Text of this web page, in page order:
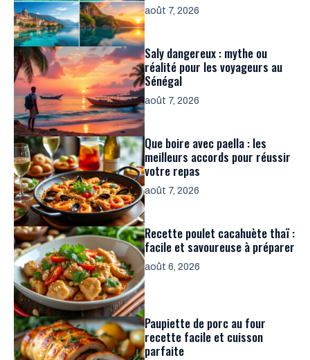
août 7, 2026
Saly dangereux : mythe ou
réalité pour les voyageurs au
Sénégal
août 7, 2026
Que boire avec paella : les
meilleurs accords pour réussir
votre repas
août 7, 2026
Recette poulet cacahuète thaï :
facile et savoureuse à préparer
août 6, 2026
Paupiette de porc au four
recette facile et cuisson
parfaite